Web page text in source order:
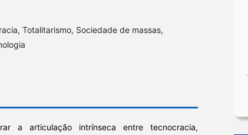
Totalitarismo, Sociedade de massas,
a articulação intrínseca entre tecnocracia,